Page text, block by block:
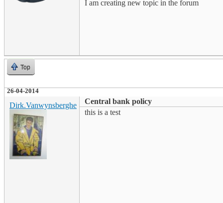
I am creating new topic in the forum
Top
26-04-2014
Dirk.Vanwynsberghe
Central bank policy
this is a test